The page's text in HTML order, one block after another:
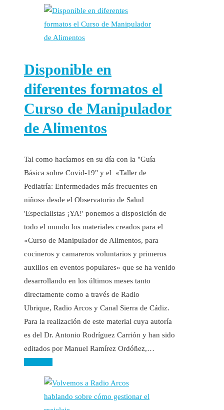
Disponible en
diferentes formatos el
Curso de Manipulador
de Alimentos
Tal como hacíamos en su día con la "Guía
Básica sobre Covid-19" y el «Taller de
Pediatría: Enfermedades más frecuentes en
niños» desde el Observatorio de Salud
'Especialistas ¡YA!' ponemos a disposición de
todo el mundo los materiales creados para el
«Curso de Manipulador de Alimentos, para
cocineros y camareros voluntarios y primeros
auxilios en eventos populares» que se ha venido
desarrollando en los últimos meses tanto
directamente como a través de Radio
Ubrique, Radio Arcos y Canal Sierra de Cádiz.
Para la realización de este material cuya autoría
es del Dr. Antonio Rodríguez Carrión y han sido
editados por Manuel Ramírez Ordóñez,…